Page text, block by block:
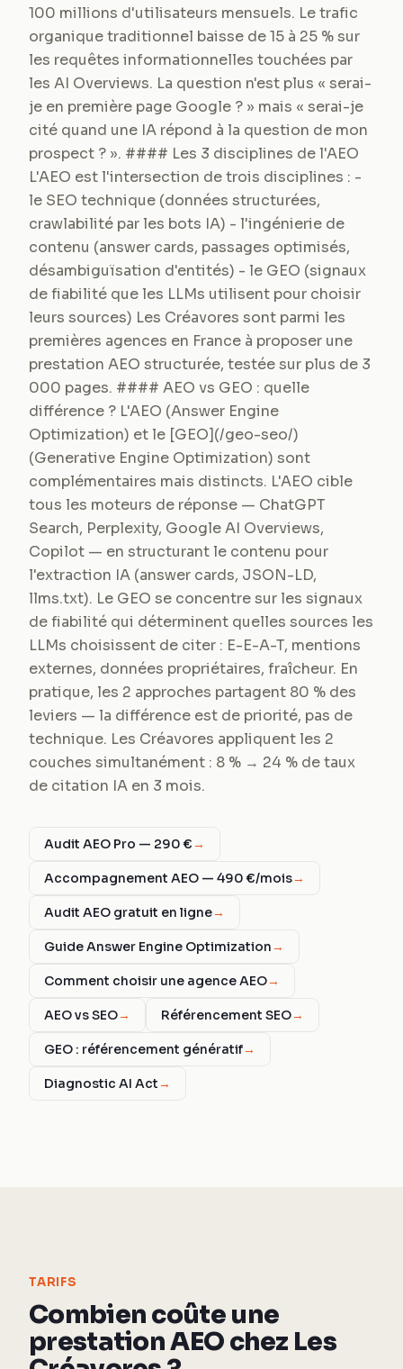
100 millions d'utilisateurs mensuels. Le trafic
organique traditionnel baisse de 15 à 25 % sur
les requêtes informationnelles touchées par
les AI Overviews. La question n'est plus « serai-
je en première page Google ? » mais « serai-je
cité quand une IA répond à la question de mon
prospect ? ». #### Les 3 disciplines de l'AEO
L'AEO est l'intersection de trois disciplines : -
le SEO technique (données structurées,
crawlabilité par les bots IA) - l'ingénierie de
contenu (answer cards, passages optimisés,
désambiguïsation d'entités) - le GEO (signaux
de fiabilité que les LLMs utilisent pour choisir
leurs sources) Les Créavores sont parmi les
premières agences en France à proposer une
prestation AEO structurée, testée sur plus de 3
000 pages. #### AEO vs GEO : quelle
différence ? L'AEO (Answer Engine
Optimization) et le [GEO](/geo-seo/)
(Generative Engine Optimization) sont
complémentaires mais distincts. L'AEO cible
tous les moteurs de réponse — ChatGPT
Search, Perplexity, Google AI Overviews,
Copilot — en structurant le contenu pour
l'extraction IA (answer cards, JSON-LD,
llms.txt). Le GEO se concentre sur les signaux
de fiabilité qui déterminent quelles sources les
LLMs choisissent de citer : E-E-A-T, mentions
externes, données propriétaires, fraîcheur. En
pratique, les 2 approches partagent 80 % des
leviers — la différence est de priorité, pas de
technique. Les Créavores appliquent les 2
couches simultanément : 8 % → 24 % de taux
de citation IA en 3 mois.
Audit AEO Pro — 290 €→
Accompagnement AEO — 490 €/mois→
Audit AEO gratuit en ligne→
Guide Answer Engine Optimization→
Comment choisir une agence AEO→
AEO vs SEO→ Référencement SEO→
GEO : référencement génératif→
Diagnostic AI Act→
TARIFS
Combien coûte une
prestation AEO chez Les